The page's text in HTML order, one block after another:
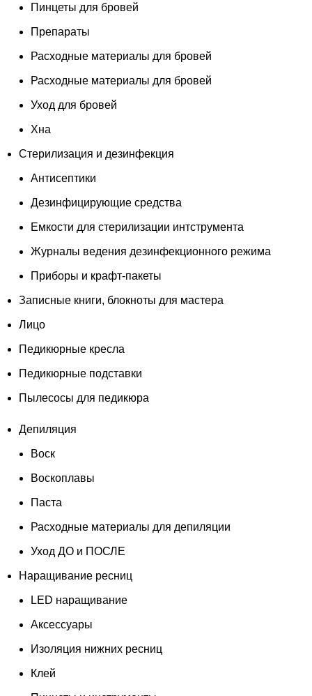
Пинцеты для бровей
Препараты
Расходные материалы для бровей
Расходные материалы для бровей
Уход для бровей
Хна
Стерилизация и дезинфекция
Антисептики
Дезинфицирующие средства
Емкости для стерилизации интструмента
Журналы ведения дезинфекционного режима
Приборы и крафт-пакеты
Записные книги, блокноты для мастера
Лицо
Педикюрные кресла
Педикюрные подставки
Пылесосы для педикюра
Депиляция
Воск
Воскоплавы
Паста
Расходные материалы для депиляции
Уход ДО и ПОСЛЕ
Наращивание ресниц
LED наращивание
Аксессуары
Изоляция нижних ресниц
Клей